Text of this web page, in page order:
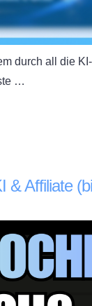
durch all die KI-
…
& Affiliate